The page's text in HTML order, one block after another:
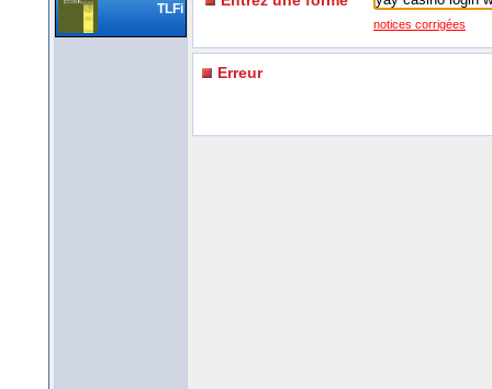
TLFi
notices corrigées
Erreur